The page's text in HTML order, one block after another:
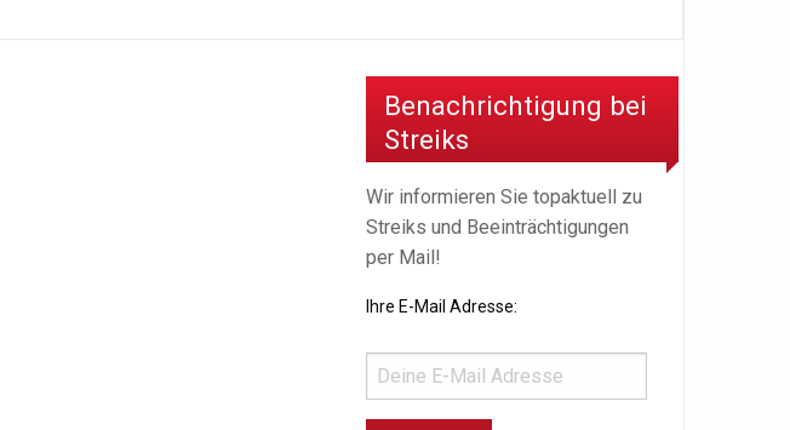
Benachrichtigung bei
Streiks
Wir informieren Sie topaktuell zu
Streiks und Beeinträchtigungen
per Mail!
Ihre E-Mail Adresse: